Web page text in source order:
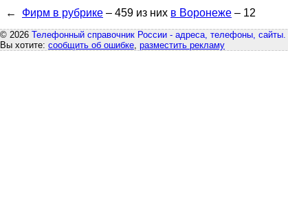
← Фирм в рубрике – 459 из них в Воронеже – 12
© 2026 Телефонный справочник России - адреса, телефоны, сайты.
Вы хотите: сообщить об ошибке, разместить рекламу